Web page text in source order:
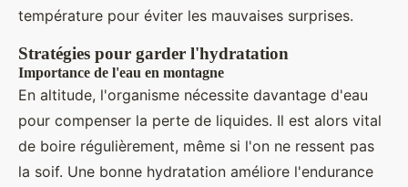
température pour éviter les mauvaises surprises.
Stratégies pour garder l'hydratation
Importance de l'eau en montagne
En altitude, l'organisme nécessite davantage d'eau
pour compenser la perte de liquides. Il est alors vital
de boire régulièrement, même si l'on ne ressent pas
la soif. Une bonne hydratation améliore l'endurance